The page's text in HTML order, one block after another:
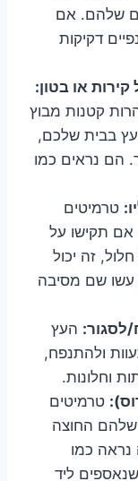
שלהם. אם
דקיקות
קירות או בטון:
קטנות מבוץ
בבית שלכם,
הם נראים כמו
טרמיטים
אם תקישו על
זה יכול
עשו שם מסיבה
לסגור: העץ
ולהתנפח,
וחלונות.
טרמיטים
החוצה
נראה כמו
ליד